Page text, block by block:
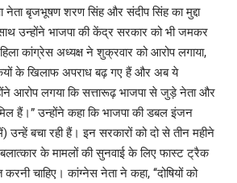
बृजभूषण शरण सिंह और संदीप सिंह का मुद्दा
उन्होंने भाजपा की केंद्र सरकार को भी जमकर
कांग्रेस अध्यक्ष ने शुक्रवार को आरोप लगाया,
के खिलाफ अपराध बढ़ गए हैं और अब ये
आरोप लगया कि सत्तारूढ़ भाजपा से जुड़े नेता और
हैं।” उन्होंने कहा कि भाजपा की डबल इंजन
बचा रही हैं। इन सरकारों को दो से तीन महीने
बलात्कार के मामलों की सुनवाई के लिए फास्ट ट्रैक
चाहिए। कांग्नेस नेता ने कहा, ‘‘दोषियों को